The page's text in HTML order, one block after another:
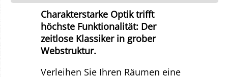
Charakterstarke Optik trifft
höchste Funktionalität: Der
zeitlose Klassiker in grober
Webstruktur.
Verleihen Sie Ihren Räumen eine